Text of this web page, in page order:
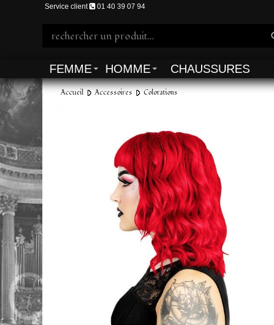
Service client 01 40 39 07 94
FEMME HOMME CHAUSSURES
Accueil Accessoires Colorations